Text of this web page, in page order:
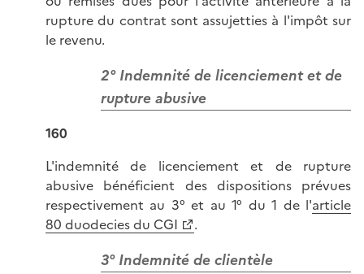
rupture du contrat sont assujetties à l'impôt sur
le revenu.
2° Indemnité de licenciement et de
rupture abusive
160
L'indemnité de licenciement et de rupture
abusive bénéficient des dispositions prévues
respectivement au 3° et au 1° du 1 de l'article
80 duodecies du CGI
.
3° Indemnité de clientèle